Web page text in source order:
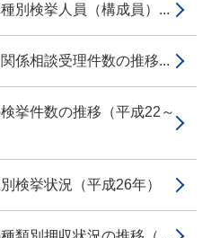
別検挙人員（構成員）...
係相談受理件数の推移...
挙件数の推移（平成22～
検挙状況（平成26年）